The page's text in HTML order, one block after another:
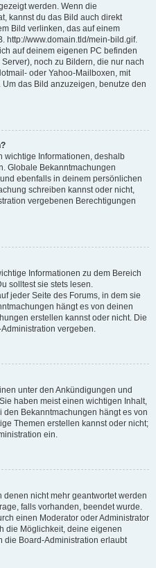
werden. Wenn die
kannst du das Bild auch direkt
Bild verlinken, das auf einem
http://www.domain.tld/mein-bild.gif.
auf deinem eigenen PC befinden
noch zu Bildern, die nur nach
oder Yahoo-Mailboxen, mit
das Bild anzuzeigen, benutze den
wichtige Informationen, deshalb
Globale Bekanntmachungen
ebenfalls in deinem persönlichen
schreiben kannst oder nicht,
vergebenen Berechtigungen
Informationen zu dem Bereich
solltest sie stets lesen.
jeder Seite des Forums, in dem sie
hängt es von deinen
erstellen kannst oder nicht. Die
vergeben.
unter den Ankündigungen und
haben meist einen wichtigen Inhalt,
Bekanntmachungen hängt es von
Themen erstellen kannst oder nicht;
ein.
nicht mehr geantwortet werden
falls vorhanden, beendet wurde.
einen Moderator oder Administrator
die Möglichkeit, deine eigenen
die Board-Administration erlaubt